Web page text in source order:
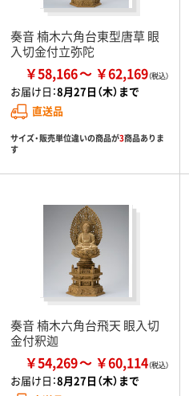
奏音 楠木六角台東型唐草 眼
入切金付立弥陀
￥58,166 ￥62,169
お届け日：8月27日（木）まで
直送品
サイズ・販売単位違いの商品が3商品ありま
す
奏音 楠木六角台飛天 眼入切
金付釈迦
￥54,269 ￥60,114
お届け日：8月27日（木）まで